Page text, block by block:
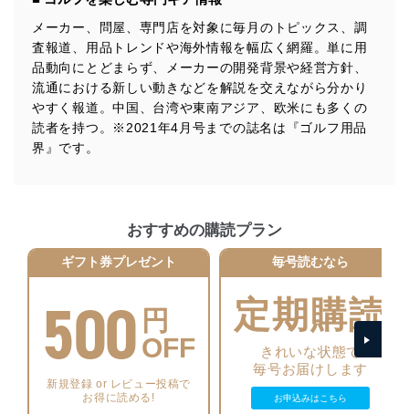
みを確実にするため、従業者等の教育を徹底してまいり
ます。また、目的外利用を行わないために、適切な管理
措置を講じます。
法令遵守
当社は、個人情報に関連する法令、国が定める指針及び
その他の規範を遵守します。また、当社の管理の仕組み
に、これらの法令及びその他の規範を常に適合させま
す。
当社は、個人情報の正確性及び安全性を確保するため
に、下記セキュリティ対策をはじめとする安全対策を実
施し、個人情報の漏えい、滅失またはき損の防止及び是
正に努めます。
個人データを取り扱うことのできる機器及び当該
機器を取り扱う従業者を明確化し、 個人データへ
の不要なアクセスを防止しています。
アクセス者の識別と認証
機器に標準装備されているユーザー制御機能（ユ
メーカー、問屋、専門店を対象に毎月のトピックス、調
査報道、用品トレンドや海外情報を幅広く網羅。単に用
品動向にとどまらず、メーカーの開発背景や経営方針、
流通における新しい動きなどを解説を交えながら分かり
やすく報道。中国、台湾や東南アジア、欧米にも多くの
読者を持つ。※2021年4月号までの誌名は『ゴルフ用品
界』です。
おすすめの購読プラン
ギフト券プレゼント
500 円
OFF
新規登録 or レビュー投稿で
お得に読める!
毎号読むなら
定期購読
きれいな状態で
毎号お届けします
お申込みはこちら